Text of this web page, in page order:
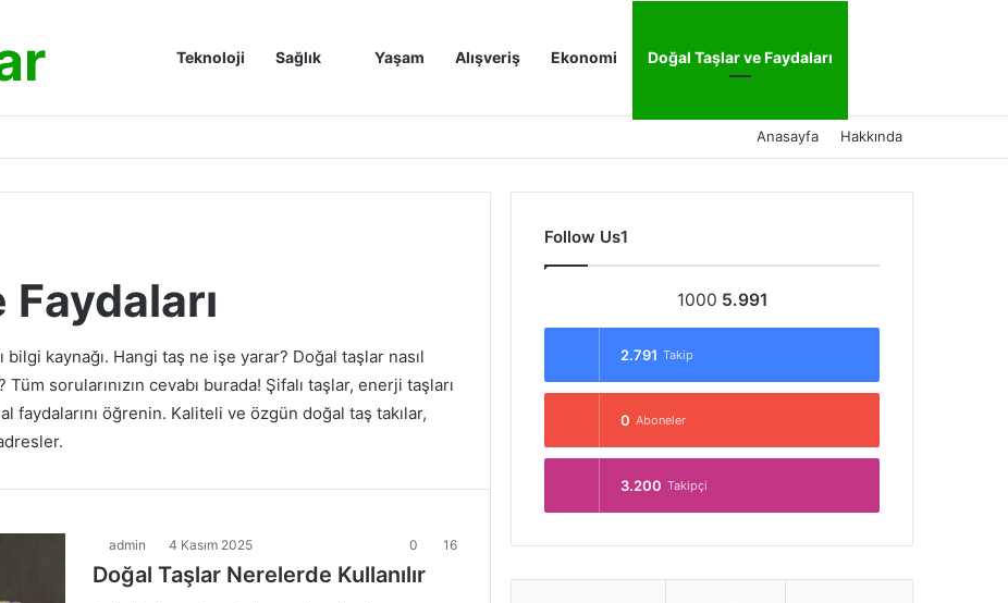
Anasayfa
Teknoloji Sağlık Yaşam Alışveriş Ekonomi Doğal Taşlar ve Faydaları
Anasayfa Hakkında
kaynağı. Hangi taş ne işe yarar? Doğal taşlar nasıl
sorularınızın cevabı burada! Şifalı taşlar, enerji taşları
öğrenin. Kaliteli ve özgün doğal taş takılar,
admin 4 Kasım 2025 0 16
Doğal Taşlar Nerelerde Kullanılır
Follow Us1
1000 5.991
2.791 Takip
0 Aboneler
3.200 Takipçi